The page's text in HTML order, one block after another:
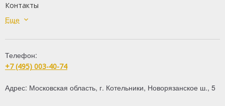
Контакты
Сварные решетки
Кованые решетки
Распашные решетки
Решетки на балкон
Еще
Телефон:
+7 (495) 003-40-74
Адрес: Московская область, г. Котельники, Новорязанское ш., 5